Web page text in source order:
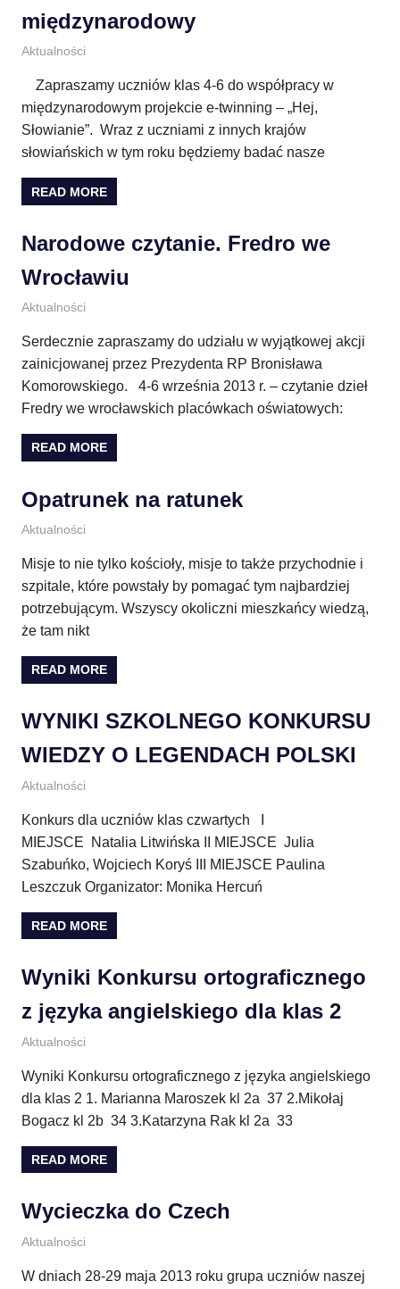
międzynarodowy
6 września 2013
E.CH.
Aktualności
Zapraszamy uczniów klas 4-6 do współpracy w
międzynarodowym projekcie e-twinning – „Hej,
Słowianie”. Wraz z uczniami z innych krajów
słowiańskich w tym roku będziemy badać nasze
READ MORE
Narodowe czytanie. Fredro we
Wrocławiu
1 września 2013
E.CH.
Aktualności
Serdecznie zapraszamy do udziału w wyjątkowej akcji
zainicjowanej przez Prezydenta RP Bronisława
Komorowskiego. 4-6 września 2013 r. – czytanie dzieł
Fredry we wrocławskich placówkach oświatowych:
READ MORE
Opatrunek na ratunek
17 czerwca 2013
E.CH.
Aktualności
Misje to nie tylko kościoły, misje to także przychodnie i
szpitale, które powstały by pomagać tym najbardziej
potrzebującym. Wszyscy okoliczni mieszkańcy wiedzą,
że tam nikt
READ MORE
WYNIKI SZKOLNEGO KONKURSU
WIEDZY O LEGENDACH POLSKI
9 czerwca 2013
E.CH.
Aktualności
Konkurs dla uczniów klas czwartych I
MIEJSCE Natalia Litwińska II MIEJSCE Julia
Szabuńko, Wojciech Koryś III MIEJSCE Paulina
Leszczuk Organizator: Monika Hercuń
READ MORE
Wyniki Konkursu ortograficznego
z języka angielskiego dla klas 2
3 czerwca 2013
E.CH.
Aktualności
Wyniki Konkursu ortograficznego z języka angielskiego
dla klas 2 1. Marianna Maroszek kl 2a 37 2.Mikołaj
Bogacz kl 2b 34 3.Katarzyna Rak kl 2a 33
READ MORE
Wycieczka do Czech
1 czerwca 2013
E.CH.
Aktualności
W dniach 28-29 maja 2013 roku grupa uczniów naszej